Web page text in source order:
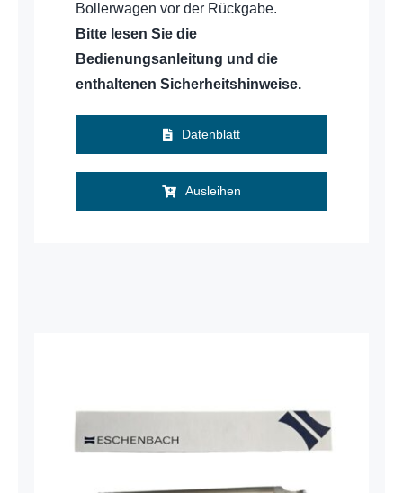
Bollerwagen vor der Rückgabe.
Bitte lesen Sie die
Bedienungsanleitung und die
enthaltenen Sicherheitshinweise.
Datenblatt
Ausleihen
Leselupe Eschenbach 2605, 1,8 x